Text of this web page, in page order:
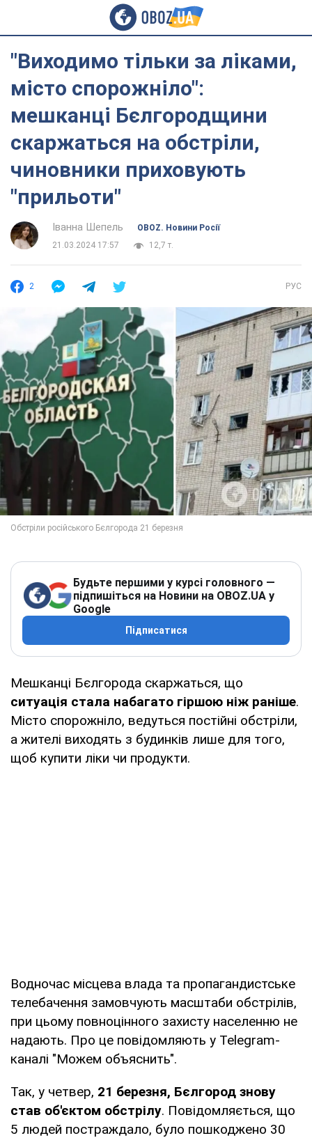
"Виходимо тільки за ліками,
місто спорожніло":
мешканці Бєлгородщини
скаржаться на обстріли,
чиновники приховують
"прильоти"
Іванна Шепель
OBOZ. Новини Росії
21.03.2024 17:57
12,7 т.
2 РУС
Будьте першими у курсі головного —
підпишіться на Новини на OBOZ.UA у
Google
Підписатися
Мешканці Бєлгорода скаржаться, що
ситуація стала набагато гіршою ніж раніше.
Місто спорожніло, ведуться постійні обстріли,
а жителі виходять з будинків лише для того,
щоб купити ліки чи продукти.
Водночас місцева влада та пропагандистське
телебачення замовчують масштаби обстрілів,
при цьому повноцінного захисту населенню не
надають. Про це повідомляють у Telegram-
каналі "Можем объяснить".
Так, у четвер, 21 березня, Бєлгород знову
став об'єктом обстрілу. Повідомляється, що
5 людей постраждало, було пошкоджено 30